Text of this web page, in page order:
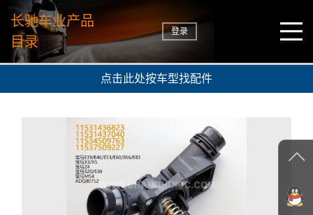
长驰车业产品
目录
登录
点击此处按车型找配件